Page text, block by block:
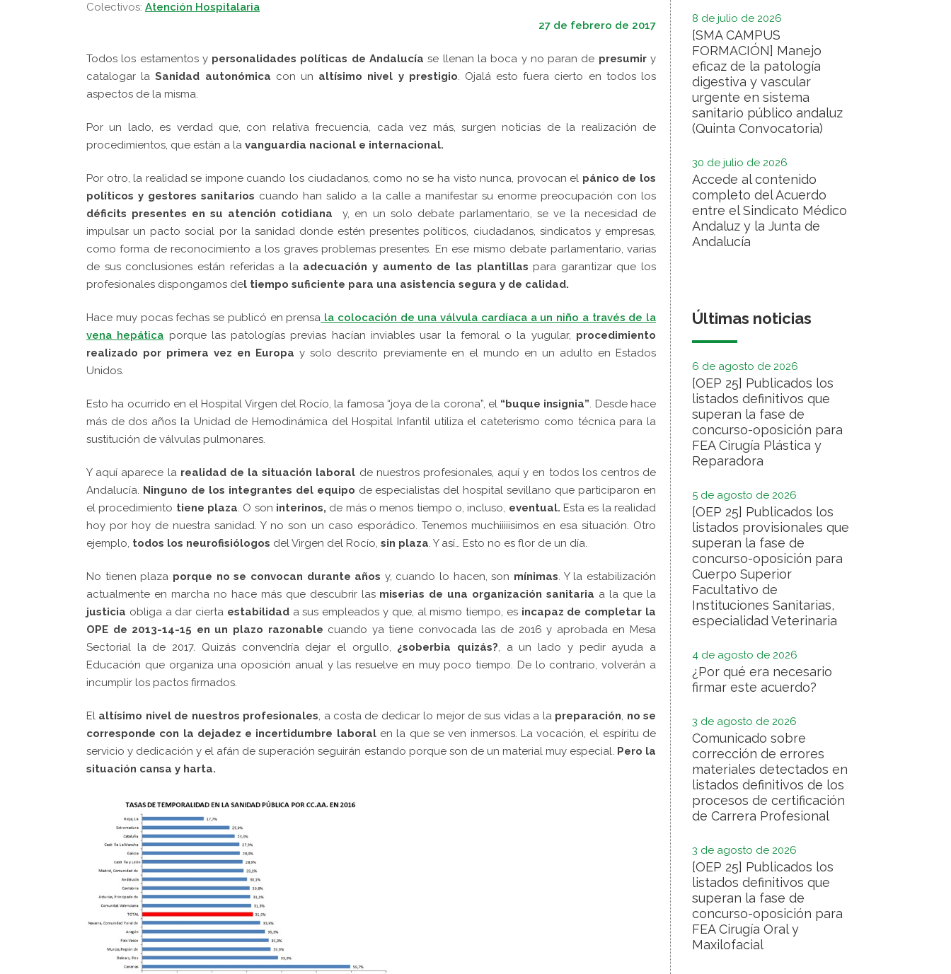
Colectivos: Atención Hospitalaria
27 de febrero de 2017
Todos los estamentos y personalidades políticas de Andalucía se llenan la boca y no paran de presumiry
catalogar laSanidad autonómica con un altísimo nivel y prestigio. Ojalá esto fuera cierto en todos los
aspectos de la misma.
Por un lado, es verdad que, con relativa frecuencia, cada vez más, surgen noticias de la realización de
procedimientos, que están a la vanguardia nacional e internacional.
Por otro, la realidad se impone cuando los ciudadanos, como no se ha visto nunca, provocan el pánico de los
políticos y gestores sanitarios cuando han salido a la calle a manifestar su enorme preocupación con los
déficits presentes en su atención cotidiana y, en un solo debate parlamentario, se ve la necesidad de
impulsar un pacto social por la sanidad donde estén presentes políticos, ciudadanos, sindicatos y empresas,
como forma de reconocimiento a los graves problemas presentes. En ese mismo debate parlamentario, varias
de sus conclusiones están referidas a laadecuación y aumento de las plantillas para garantizar que los
profesionales dispongamos del tiempo suficiente para una asistencia segura y de calidad.
Hace muy pocas fechas se publicó en prensa la colocación de una válvula cardíaca a un niño a través de la
vena hepática porque las patologías previas hacían inviables usar la femoral o la yugular, procedimiento
realizado por primera vez en Europay solo descrito previamente en el mundo en un adulto en Estados
Unidos.
Esto ha ocurrido en el Hospital Virgen del Rocío, la famosa “joya de la corona”, el “buque insignia”. Desde hace
más de dos años la Unidad de Hemodinámica del Hospital Infantil utiliza el cateterismo como técnica para la
sustitución de válvulas pulmonares.
Y aquí aparece larealidad de la situación laboral de nuestros profesionales, aquí y en todos los centros de
Andalucía. Ninguno de los integrantes del equipo de especialistas del hospital sevillano que participaron en
el procedimiento tiene plaza. O son interinos, de más o menos tiempo o, incluso, eventual. Esta es la realidad
hoy por hoy de nuestra sanidad. Y no son un caso esporádico. Tenemos muchiiiiisimos en esa situación. Otro
ejemplo, todos los neurofisiólogos del Virgen del Rocío, sin plaza. Y así… Esto no es flor de un día.
No tienen plaza porque no se convocan durante años y, cuando lo hacen, son mínimas. Y la estabilización
actualmente en marcha no hace más que descubrir lasmiserias de una organización sanitaria a la que la
justicia obliga a dar cierta estabilidada sus empleados y que, al mismo tiempo, es incapaz de completar la
OPE de 2013-14-15 en un plazo razonable cuando ya tiene convocada las de 2016 y aprobada en Mesa
Sectorial la de 2017. Quizás convendría dejar el orgullo, ¿soberbia quizás?, a un lado y pedir ayuda a
Educación que organiza una oposición anual y las resuelve en muy poco tiempo. De lo contrario, volverán a
incumplir los pactos firmados.
El altísimo nivel de nuestros profesionales, a costa de dedicar lo mejor de sus vidas a la preparación, no se
corresponde con la dejadez e incertidumbre laboralen la que se ven inmersos. La vocación, el espíritu de
servicio y dedicación y el afán de superación seguirán estando porque son de un material muy especial. Pero la
situación cansa y harta.
8 de julio de 2026
[SMA CAMPUS
FORMACIÓN] Manejo
eficaz de la patología
digestiva y vascular
urgente en sistema
sanitario público andaluz
(Quinta Convocatoria)
30 de julio de 2026
Accede al contenido
completo del Acuerdo
entre el Sindicato Médico
Andaluz y la Junta de
Andalucía
Últimas noticias
6 de agosto de 2026
[OEP 25] Publicados los
listados definitivos que
superan la fase de
concurso-oposición para
FEA Cirugía Plástica y
Reparadora
5 de agosto de 2026
[OEP 25] Publicados los
listados provisionales que
superan la fase de
concurso-oposición para
Cuerpo Superior
Facultativo de
Instituciones Sanitarias,
especialidad Veterinaria
4 de agosto de 2026
¿Por qué era necesario
firmar este acuerdo?
3 de agosto de 2026
Comunicado sobre
corrección de errores
materiales detectados en
listados definitivos de los
procesos de certificación
de Carrera Profesional
3 de agosto de 2026
[OEP 25] Publicados los
listados definitivos que
superan la fase de
concurso-oposición para
FEA Cirugía Oral y
Maxilofacial